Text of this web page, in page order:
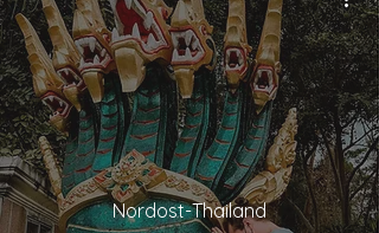
Nordost-Thailand